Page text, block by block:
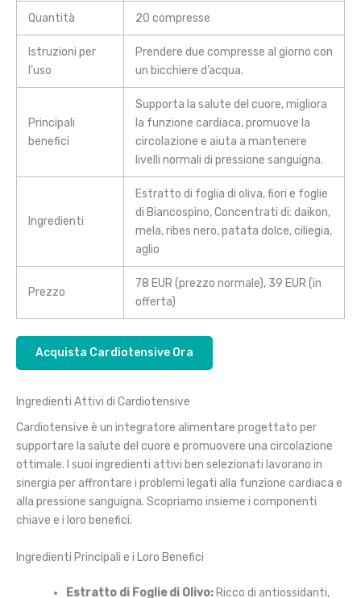
Quantità 20 compresse
Istruzioni per
l’uso
Prendere due compresse al giorno con
un bicchiere d’acqua.
Principali
benefici
Supporta la salute del cuore, migliora
la funzione cardiaca, promuove la
circolazione e aiuta a mantenere
livelli normali di pressione sanguigna.
Ingredienti
Estratto di foglia di oliva, fiori e foglie
di Biancospino, Concentrati di: daikon,
mela, ribes nero, patata dolce, ciliegia,
aglio
Prezzo
78 EUR (prezzo normale), 39 EUR (in
offerta)
Acquista Cardiotensive Ora
Ingredienti Attivi di Cardiotensive
Cardiotensive è un integratore alimentare progettato per
supportare la salute del cuore e promuovere una circolazione
ottimale. I suoi ingredienti attivi ben selezionati lavorano in
sinergia per affrontare i problemi legati alla funzione cardiaca e
alla pressione sanguigna. Scopriamo insieme i componenti
chiave e i loro benefici.
Ingredienti Principali e i Loro Benefici
Estratto di Foglie di Olivo: Ricco di antiossidanti,